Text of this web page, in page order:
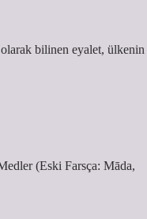
(Eski Farsça: Māda,